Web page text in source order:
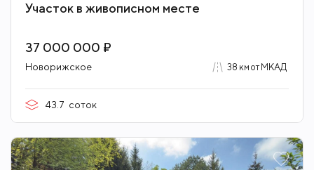
Участок в живописном месте
37 000 000 ₽
Новорижское 38 км от МКАД
43.7 соток